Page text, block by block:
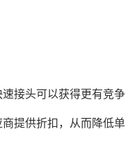
接头可以获得更有竞争
提供折扣，从而降低单